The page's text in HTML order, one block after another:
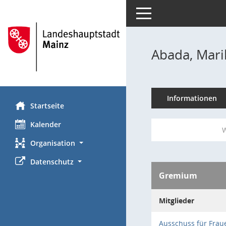
Startseite
Kalender
Organisation
Datenschutz
Toggle navigation
Abada,
Informationen
Gremium
Mitglieder
Ausschuss für